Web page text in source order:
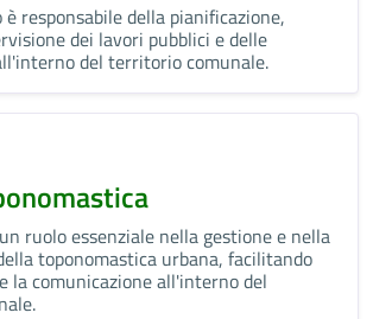
è responsabile della pianificazione,
dei lavori pubblici e delle
del territorio comunale.
ruolo essenziale nella gestione e nella
toponomastica urbana, facilitando
la comunicazione all'interno del